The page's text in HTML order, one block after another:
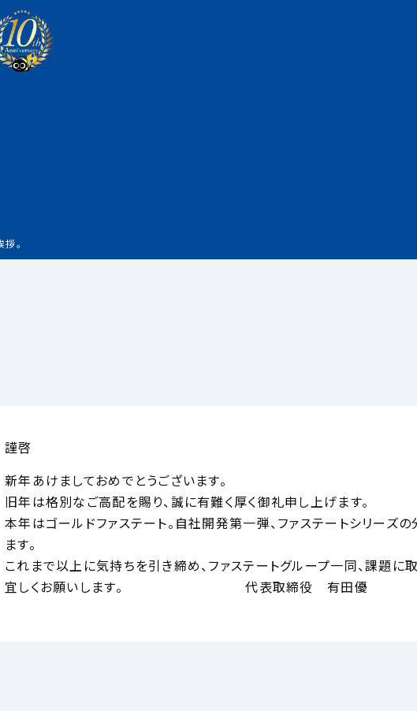
。
謹啓
新年あけましておめでとうございます。
旧年は格別なご高配を賜り、誠に有難く厚く御礼申し上げます。
本年はゴールドファステート。自社開発第一弾、ファステートシリーズ
ます。
これまで以上に気持ちを引き締め、ファステートグループ一同、課題に
宜しくお願いします。 代表取締役 有田優